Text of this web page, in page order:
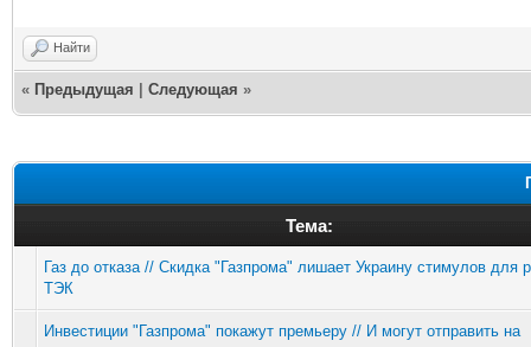
Найти
« Предыдущая Следующая »
Тема:
Газ до отказа // Скидка "Газпрома" лишает Украину стимулов для
ТЭК
Инвестиции "Газпрома" покажут премьеру // И могут отправить на